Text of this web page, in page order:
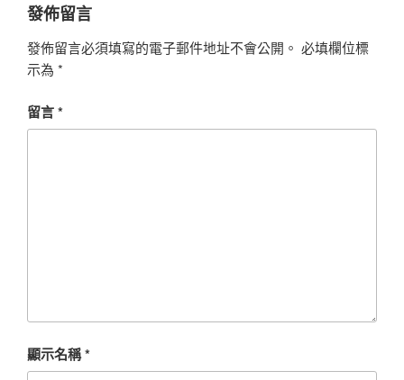
發佈留言
發佈留言必須填寫的電子郵件地址不會公開。 必填欄位標
示為 *
留言*
顯示名稱*